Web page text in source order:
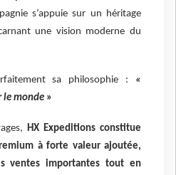
s’appuie sur un héritage
une vision moderne du
sa philosophie : «
le monde »
HX Expeditions constitue
à forte valeur ajoutée,
ventes importantes tout en